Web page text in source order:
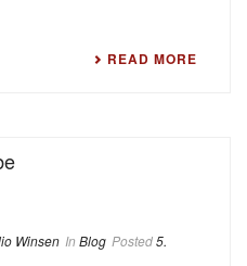
READ MORE
Winsen In Blog Posted5.